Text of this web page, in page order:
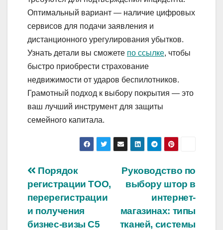
Оптимальный вариант — наличие цифровых
сервисов для подачи заявления и
дистанционного урегулирования убытков.
Узнать детали вы сможете по ссылке, чтобы
быстро приобрести страхование
недвижимости от ударов беспилотников.
Грамотный подход к выбору покрытия — это
ваш лучший инструмент для защиты
семейного капитала.
Навигация
по
записям
Руководство по
выбору штор в
интернет-
магазинах: типы
тканей, системы
Порядок
регистрации ТОО,
перерегистрации
и получения
бизнес‑визы С5